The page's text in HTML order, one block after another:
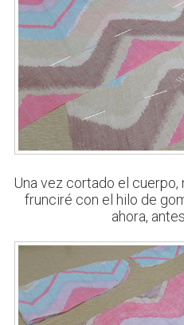
Una vez cortado el
frunciré con el hilo de
ahora,